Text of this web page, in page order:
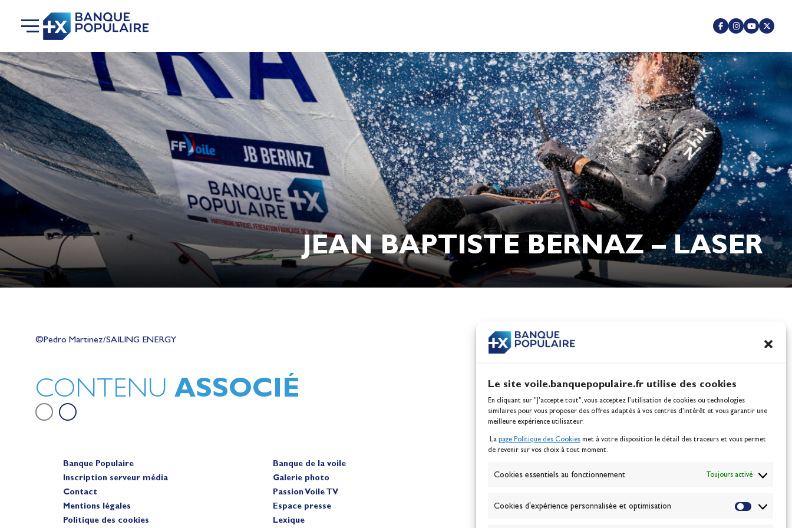
Le site voile.banquepopulaire.fr utilise des cookies
En cliquant sur "J'accepte tout", vous acceptez l’utilisation de cookies ou technologies
similaires pour vous proposer des offres adaptés à vos centres d’intérêt et vous garantir une
meilleure expérience utilisateur.
La page Politique des Cookies met à votre disposition le détail des traceurs et vous permet
de revenir sur vos choix à tout moment.
Cookies essentiels au fonctionnement Toujours activé
Cookies d'expérience personnalisée et optimisation
JEAN BAPTISTE BERNAZ – LASER
©Pedro Martinez/SAILING ENERGY
CONTENU ASSOCIÉ
sur le plan d'eau des Jeux Olympiques
Berthomieu, vice-championnes
100% Glisse - Écoles
Banque Populaire
Inscription serveur média
Contact
Mentions légales
Politique des cookies
Banque de la voile
Galerie photo
Passion Voile TV
Espace presse
Lexique
ABONNEZ-VOUS